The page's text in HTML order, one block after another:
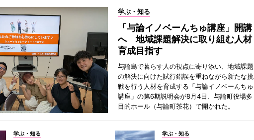
学ぶ・知る
「与論イノベーんちゅ講座」開講
へ 地域課題解決に取り組む人材
育成目指す
与論島で暮らす人の視点に寄り添い、地域課題
の解決に向けた試行錯誤を重ねながら新たな挑
戦を行う人材を育成する「与論イノベーんちゅ
講座」の第6期説明会が8月4日、与論町役場多
目的ホール（与論町茶花）で開かれた。
学ぶ・知る 学ぶ・知る